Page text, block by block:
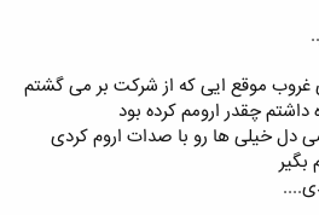
موقع ایی که از شرکت بر می گشتم
چقدر ارومم کرده بود
دل خیلی ها رو با صدات اروم کردی
بگیر